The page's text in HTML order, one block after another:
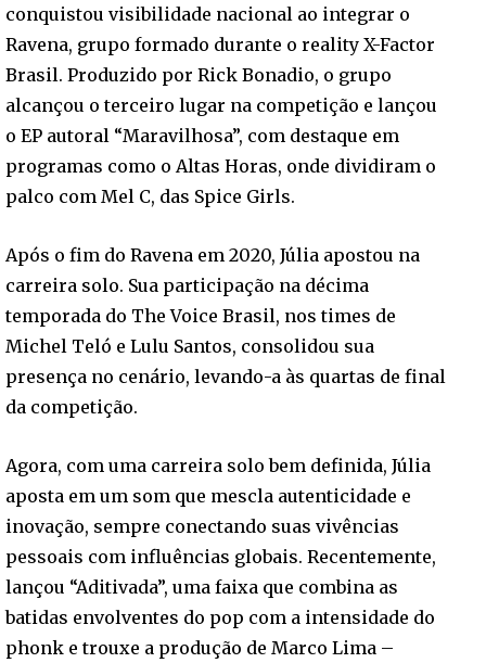
conquistou visibilidade nacional ao integrar o
Ravena, grupo formado durante o reality X-Factor
Brasil. Produzido por Rick Bonadio, o grupo
alcançou o terceiro lugar na competição e lançou
o EP autoral “Maravilhosa”, com destaque em
programas como o Altas Horas, onde dividiram o
palco com Mel C, das Spice Girls.
Após o fim do Ravena em 2020, Júlia apostou na
carreira solo. Sua participação na décima
temporada do The Voice Brasil, nos times de
Michel Teló e Lulu Santos, consolidou sua
presença no cenário, levando-a às quartas de final
da competição.
Agora, com uma carreira solo bem definida, Júlia
aposta em um som que mescla autenticidade e
inovação, sempre conectando suas vivências
pessoais com influências globais. Recentemente,
lançou “Aditivada”, uma faixa que combina as
batidas envolventes do pop com a intensidade do
phonk e trouxe a produção de Marco Lima –